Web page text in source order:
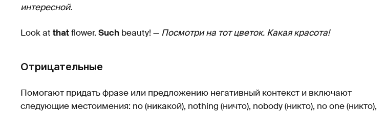
интересной.
Look at thatflower. Such beauty! — Посмотри на тот цветок. Какая красота!
Отрицательные
Помогают придать фразе или предложению негативный контекст и включают
следующие местоимения: no (никакой), nothing (ничто), nobody (никто), no one (никто),